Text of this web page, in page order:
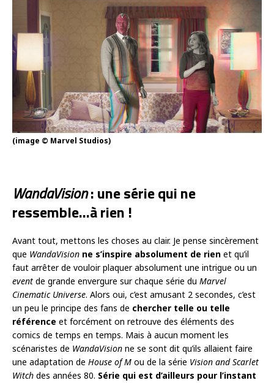
(image © Marvel Studios)
WandaVision: une série qui ne
ressemble…à rien !
Avant tout, mettons les choses au clair. Je pense sincèrement
que WandaVision ne s’inspire absolument de rien et qu’il
faut arrêter de vouloir plaquer absolument une intrigue ou un
event de grande envergure sur chaque série du Marvel
Cinematic Universe. Alors oui, c’est amusant 2 secondes, c’est
un peu le principe des fans de chercher telle ou telle
référence et forcément on retrouve des éléments des
comics de temps en temps. Mais à aucun moment les
scénaristes de WandaVision ne se sont dit qu’ils allaient faire
une adaptation de House of M ou de la série Vision and Scarlet
Witch des années 80. Série qui est d’ailleurs pour l’instant